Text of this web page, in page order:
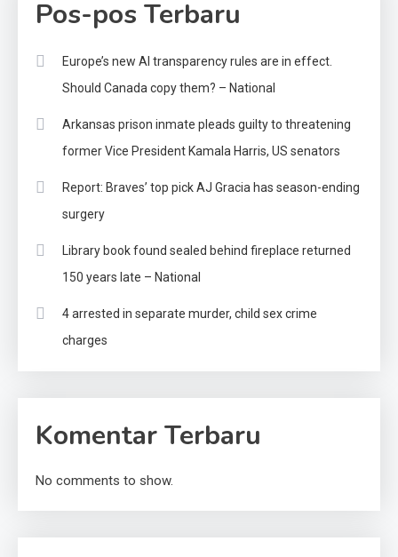
Pos-pos Terbaru
Europe’s new AI transparency rules are in effect.
Should Canada copy them? – National
Arkansas prison inmate pleads guilty to threatening
former Vice President Kamala Harris, US senators
Report: Braves’ top pick AJ Gracia has season-ending
surgery
Library book found sealed behind fireplace returned
150 years late – National
4 arrested in separate murder, child sex crime
charges
Komentar Terbaru
No comments to show.